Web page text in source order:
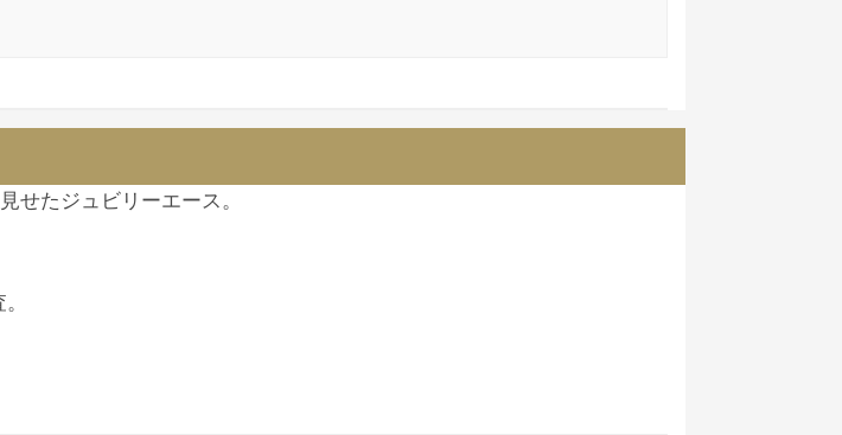
発生していましたが、結局11月末まで出金できないようです。
出ると予想できちゃう(笑)
せたジュビリーエース。